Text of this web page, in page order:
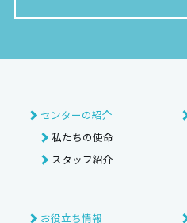
センターの紹介
私たちの使命
スタッフ紹介
お役立ち情報